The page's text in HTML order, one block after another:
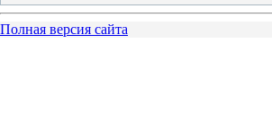
Полная версия сайта